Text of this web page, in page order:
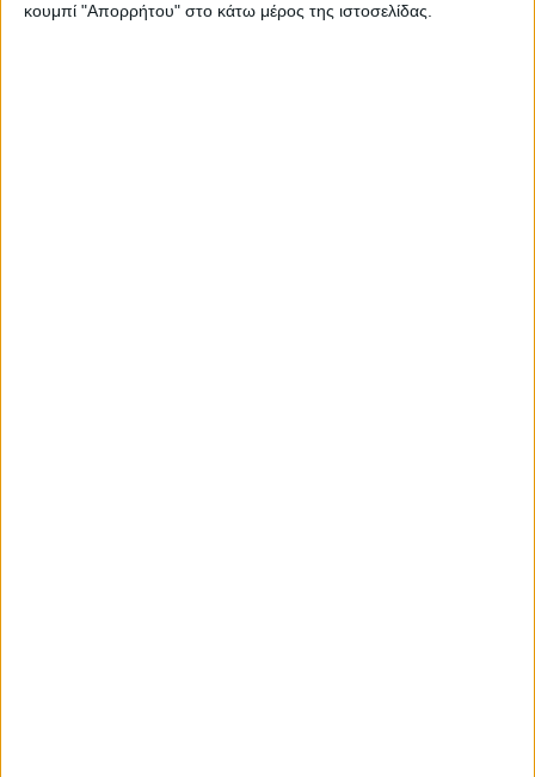
κουμπί "Απορρήτου" στο κάτω μέρος της ιστοσελίδας.